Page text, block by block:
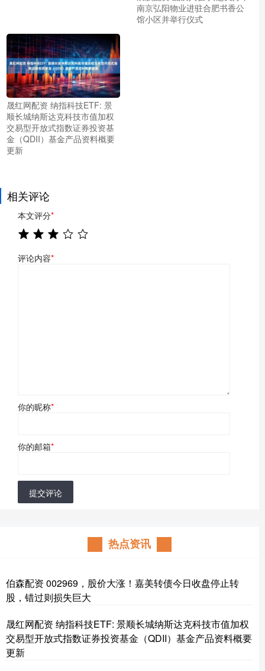
南京弘阳物业进驻合肥书香公
馆小区并举行仪式
晟红网配资 纳指科技ETF: 景
顺长城纳斯达克科技市值加权
交易型开放式指数证券投资基
金（QDII）基金产品资料概要
更新
相关评论
本文评分*
评论内容*
你的昵称*
你的邮箱*
提交评论
热点资讯
伯森配资 002969，股价大涨！嘉美转债今日收盘停止转
股，错过则损失巨大
晟红网配资 纳指科技ETF: 景顺长城纳斯达克科技市值加权
交易型开放式指数证券投资基金（QDII）基金产品资料概要
更新